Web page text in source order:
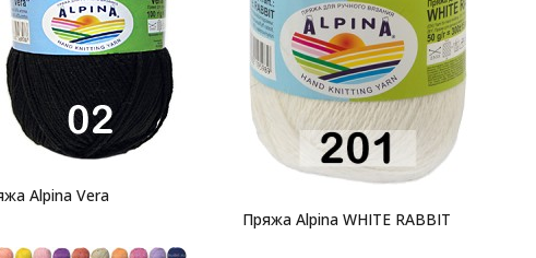
Alpina Vera
Пряжа Alpina WHITE RABBIT